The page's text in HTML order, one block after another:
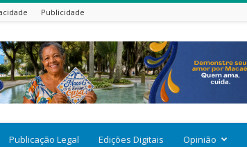
Publicidade
Publicação Legal Edições Digitais Opinião